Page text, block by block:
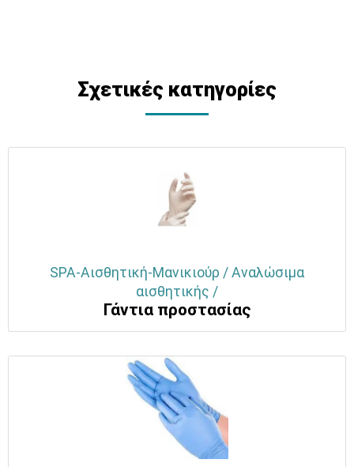
Σχετικές κατηγορίες
SPA-Αισθητική-Μανικιούρ / Αναλώσιμα
αισθητικής /
Γάντια προστασίας